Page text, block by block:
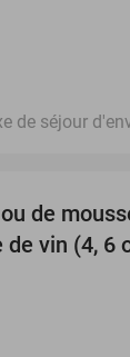
de séjour
de
vin (4, 6